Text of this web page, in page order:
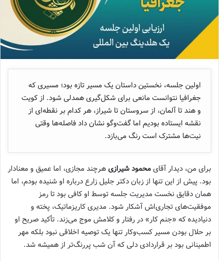
اولین جلسه، نخستین داستان یک مسیر تازه بود؛ مسیری که
جغرافیا نتوانست مانعی برای شکل‌گیری همدلی شود. از کویت
و هند تا آلمان، از سروستان تا شیراز، هر کدام بر نقطه‌ای از
نقشه ایستاده بودیم اما گفت‌وگو نشان داد فاصله‌ها وقتی
نیت‌ها مشترک است رنگ می‌بازد.
برای من، دیدار آقایمحمود شیرازیهرچند مجازی، اما عمیق و معنادار
بود. پیش از این تنها از زبان دکتر جلیل زارع درباره او شنیده بودم، اما
همان دقایق نخست مدیریت جلسه توسط او کافی بود تا رمز
موفقیت‌های تجاری‌اش آشکار شود. مدیری کاریزماتیک، پخته و
دنیا‌دیده که «جنم کار» در رفتار و کلامش موج می‌زند. تأکید صریح او
بر حلال بودن مسیر کسب‌وکار تنها یک توصیه اخلاقی نبود بلکه مهر
اطمینانی بود بر قراردادی دلی که آن شب پررنگ‌تر از همیشه شد.